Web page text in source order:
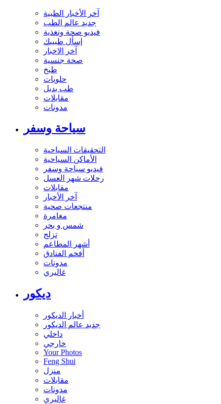
آخر الأخبار الطبية
جديد عالم الطب
فيديو صحة وتغذية
إسأل طبيبك
آخر الاخبار
صحة جنسية
طبخ
حلويات
طب بديل
مقابلات
مدونات
سياحة وسفر
التحقيقات السياحية
الأماكن السياحية
فيديو سياحة وسفر
رحلات شهر العسل
مقابلات
آخر الأخبار
منتجعات صحية
مغامرة
شمس و بحر
تزلج
أشهر المطاعم
أفخم الفنادق
مدونات
غاليري
ديكور
أخبار الديكور
جديد عالم الديكور
داخلي
خارجي
Your Photos
Feng Shui
منزل
مقابلات
مدونات
غاليري